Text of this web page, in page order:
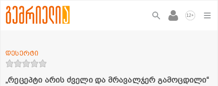
12+
„რეცეპტი არის ძველი და მრავალჯერ გამოცდილი“
დესერტი